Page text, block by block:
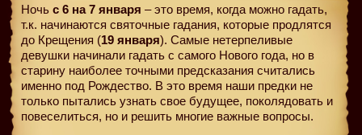
Ночь с 6 на 7 января – это время, когда можно гадать,
т.к. начинаются святочные гадания, которые продлятся
до Крещения (19 января). Самые нетерпеливые
девушки начинали гадать с самого Нового года, но в
старину наиболее точными предсказания считались
именно под Рождество. В это время наши предки не
только пытались узнать свое будущее, поколядовать и
повеселиться, но и решить многие важные вопросы.